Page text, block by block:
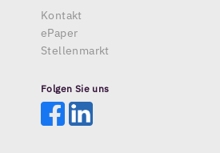
Kontakt
ePaper
Stellenmarkt
Folgen Sie uns